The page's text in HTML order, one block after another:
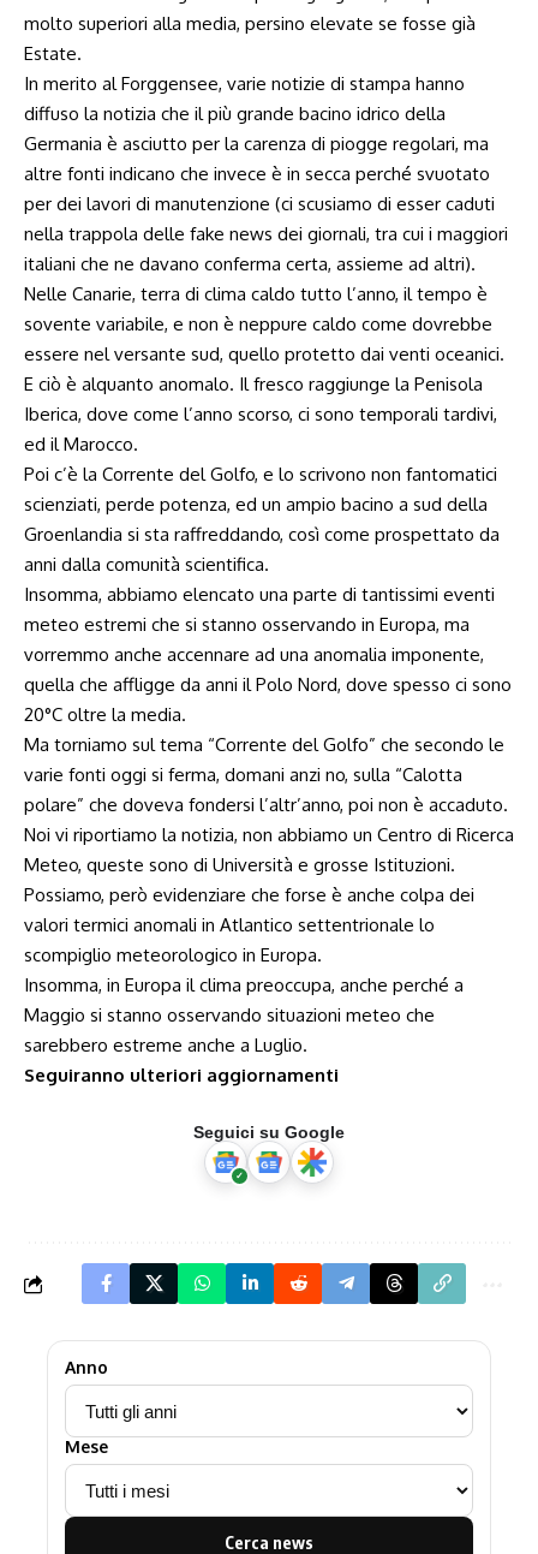
molto superiori alla media, persino elevate se fosse già
Estate.
In merito al Forggensee, varie notizie di stampa hanno
diffuso la notizia che il più grande bacino idrico della
Germania è asciutto per la carenza di piogge regolari, ma
altre fonti indicano che invece è in secca perché svuotato
per dei lavori di manutenzione (ci scusiamo di esser caduti
nella trappola delle fake news dei giornali, tra cui i maggiori
italiani che ne davano conferma certa, assieme ad altri).
Nelle Canarie, terra di clima caldo tutto l’anno, il tempo è
sovente variabile, e non è neppure caldo come dovrebbe
essere nel versante sud, quello protetto dai venti oceanici.
E ciò è alquanto anomalo. Il fresco raggiunge la Penisola
Iberica, dove come l’anno scorso, ci sono temporali tardivi,
ed il Marocco.
Poi c’è la Corrente del Golfo, e lo scrivono non fantomatici
scienziati, perde potenza, ed un ampio bacino a sud della
Groenlandia si sta raffreddando, così come prospettato da
anni dalla comunità scientifica.
Insomma, abbiamo elencato una parte di tantissimi eventi
meteo estremi che si stanno osservando in Europa, ma
vorremmo anche accennare ad una anomalia imponente,
quella che affligge da anni il Polo Nord, dove spesso ci sono
20°C oltre la media.
Ma torniamo sul tema “Corrente del Golfo” che secondo le
varie fonti oggi si ferma, domani anzi no, sulla “Calotta
polare” che doveva fondersi l’altr’anno, poi non è accaduto.
Noi vi riportiamo la notizia, non abbiamo un Centro di Ricerca
Meteo, queste sono di Università e grosse Istituzioni.
Possiamo, però evidenziare che forse è anche colpa dei
valori termici anomali in Atlantico settentrionale lo
scompiglio meteorologico in Europa.
Insomma, in Europa il clima preoccupa, anche perché a
Maggio si stanno osservando situazioni meteo che
sarebbero estreme anche a Luglio.
Seguiranno ulteriori aggiornamenti
Seguici su Google
Anno
Mese
Cerca news